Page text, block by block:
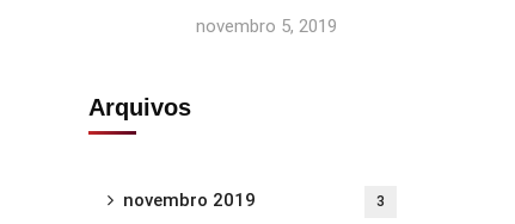
novembro 5, 2019
Arquivos
novembro 2019 3